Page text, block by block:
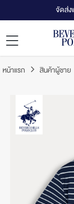
จัดส่ง
หน้าแรก สินค้าผู้ชาย